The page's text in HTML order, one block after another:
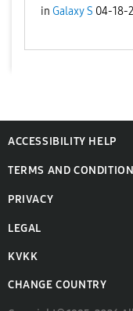
in Galaxy S 04-18-
ACCESSIBILITY HELP
TERMS AND
PRIVACY
LEGAL
KVKK
CHANGE COUNTRY